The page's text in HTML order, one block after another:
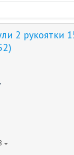
2 рукоятки